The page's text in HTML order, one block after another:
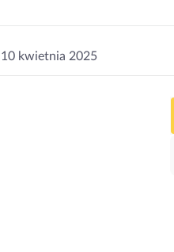
10 kwietnia 2025